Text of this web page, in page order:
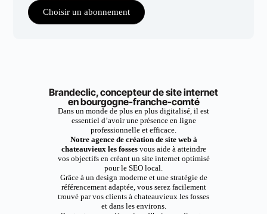
Choisir un abonnement
Brandeclic, concepteur de site internet
en bourgogne-franche-comté
Dans un monde de plus en plus digitalisé, il est
essentiel d’avoir une présence en ligne
professionnelle et efficace.
Notre agence de création de site web à
chateauvieux les fossesvous aide à atteindre
vos objectifs en créant un site internet optimisé
pour le SEO local.
Grâce à un design moderne et une stratégie de
référencement adaptée, vous serez facilement
trouvé par vos clients à chateauvieux les fosses
et dans les environs.